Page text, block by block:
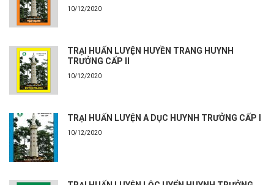
10/12/2020
TRẠI HUẤN LUYỆN HUYỀN TRANG HUYNH
TRƯỞNG CẤP II
10/12/2020
TRẠI HUẤN LUYỆN A DỤC HUYNH TRƯỞNG CẤP I
10/12/2020